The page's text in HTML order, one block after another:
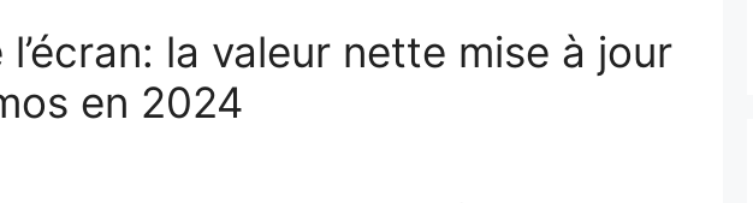
la valeur nette mise à jour
en 2024